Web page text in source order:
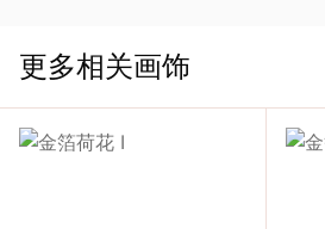
言
更多相关画饰